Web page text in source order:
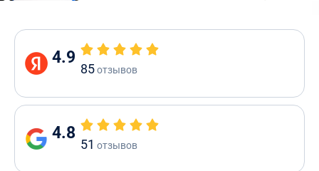
4.9
85отзывов
4.8
51 отзывов